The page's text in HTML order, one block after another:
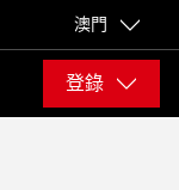
澳門
登錄